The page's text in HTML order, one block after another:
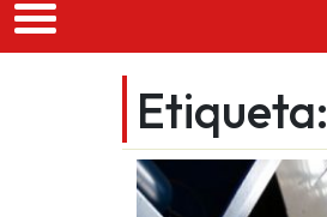
Etiqueta: